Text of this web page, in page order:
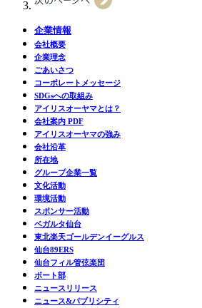
企業情報
会社概要
企業理念
ごあいさつ
コーポレートメッセージ
SDGsへの取組み
アイリスオーヤマとは？
会社案内 PDF
アイリスオーヤマの強み
会社沿革
所在地
グループ企業一覧
文化活動
環境活動
スポンサー活動
ベガルタ仙台
東北楽天ゴールデンイーグルス
仙台89ERS
仙台フィル管弦楽団
ボート部
ニュースリリース
ニュース&パブリシティ